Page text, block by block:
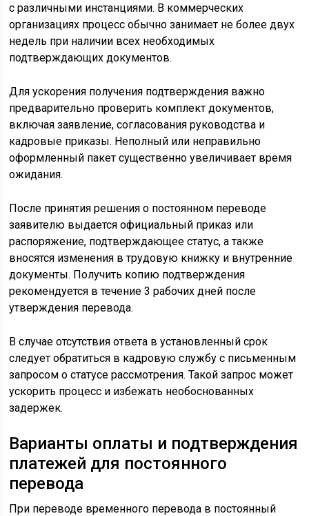
с различными инстанциями. В коммерческих
организациях процесс обычно занимает не более двух
недель при наличии всех необходимых
подтверждающих документов.
Для ускорения получения подтверждения важно
предварительно проверить комплект документов,
включая заявление, согласования руководства и
кадровые приказы. Неполный или неправильно
оформленный пакет существенно увеличивает время
ожидания.
После принятия решения о постоянном переводе
заявителю выдается официальный приказ или
распоряжение, подтверждающее статус, а также
вносятся изменения в трудовую книжку и внутренние
документы. Получить копию подтверждения
рекомендуется в течение 3 рабочих дней после
утверждения перевода.
В случае отсутствия ответа в установленный срок
следует обратиться в кадровую службу с письменным
запросом о статусе рассмотрения. Такой запрос может
ускорить процесс и избежать необоснованных
задержек.
Варианты оплаты и подтверждения
платежей для постоянного
перевода
При переводе временного перевода в постоянный